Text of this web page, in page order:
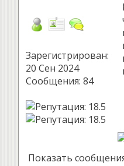
Зарегистрирован:
20 Сен 2024
Сообщения: 84
Показать